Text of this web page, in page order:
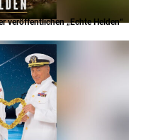
veröffentlichen „Echte Helden“